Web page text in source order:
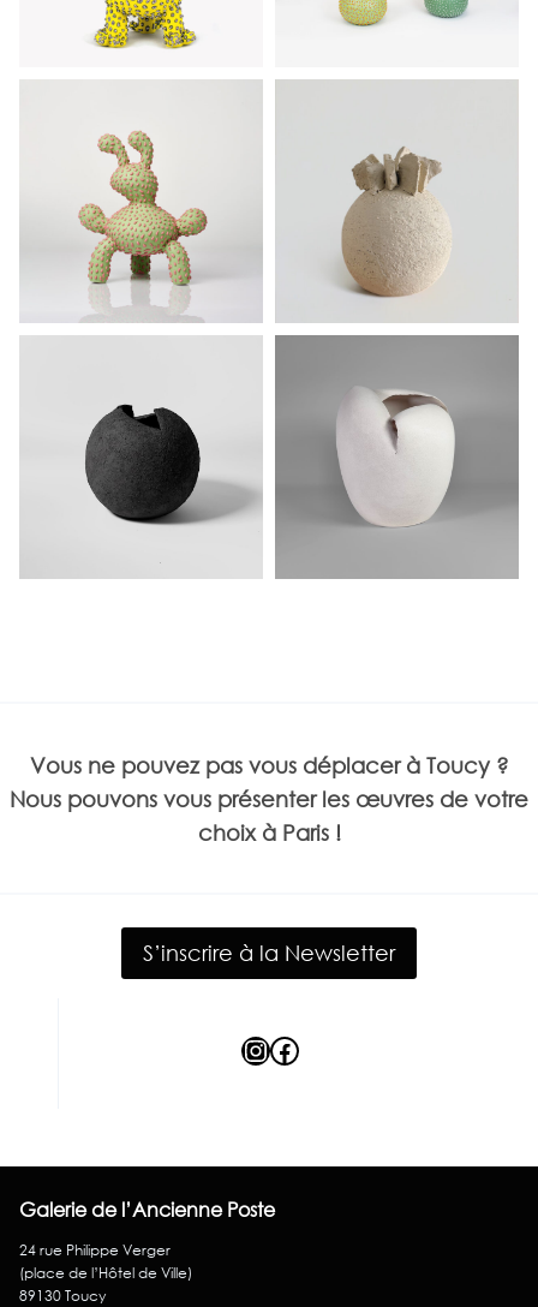
Vous ne pouvez pas vous déplacer à Toucy ?
Nous pouvons vous présenter les œuvres de votre
choix à Paris !
S’inscrire à la Newsletter
Instagram
Facebook
Galerie de l’Ancienne Poste
24 rue Philippe Verger
(place de l’Hôtel de Ville)
89130 Toucy